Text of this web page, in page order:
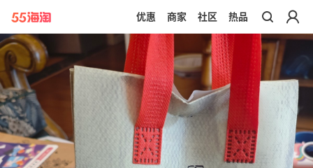
带你去官网买正品
优惠 商家 社区 热品